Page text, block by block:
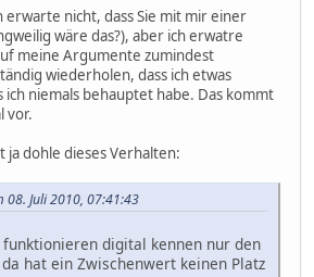
erwarte nicht, dass Sie mit mir einer
wäre das?), aber ich erwatre
meine Argumente zumindest
wiederholen, dass ich etwas
niemals behauptet habe. Das kommt
vor.
dohle dieses Verhalten:
08. Juli 2010, 07:41:43
digital kennen nur den
hat ein Zwischenwert keinen Platz